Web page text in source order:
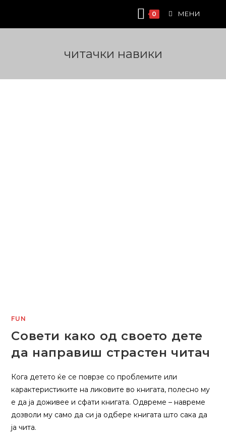
content
0 МЕНИ
читачки навики
FUN
Совети како од своето дете
да направиш страстен читач
Кога детето ќе се поврзе со проблемите или
карактеристиките на ликовите во книгата, полесно му
е да ја доживее и сфати книгата. Одвреме – навреме
дозволи му само да си ја одбере книгата што сака да
ја чита.